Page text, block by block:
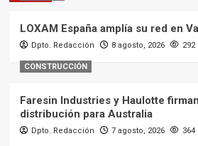
LOXAM España amplía su red en
Dpto. Redacción 8 agosto, 2026 292
CONSTRUCCIÓN
Faresin Industries y Haulotte
distribución para Australia
Dpto. Redacción 7 agosto, 2026 364